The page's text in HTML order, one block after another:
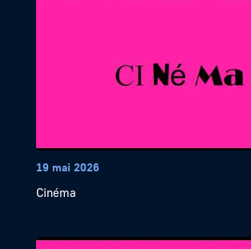
19 mai 2026
Cinéma